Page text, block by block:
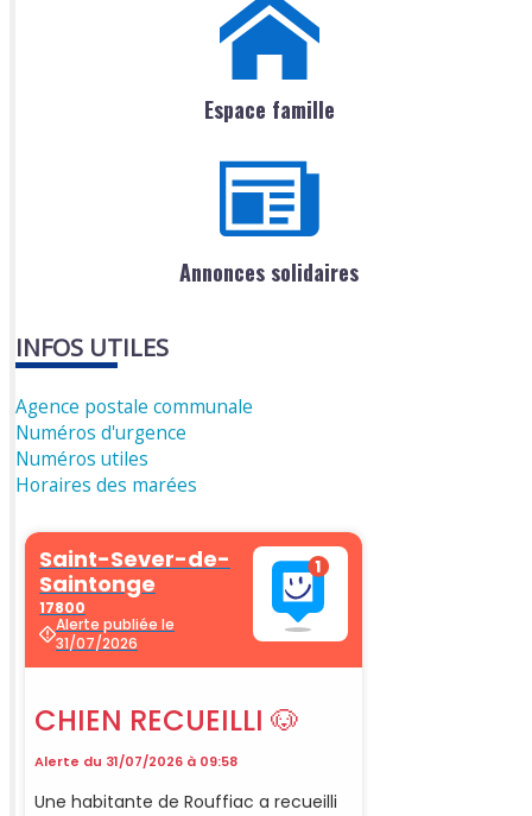
Espace famille
Annonces solidaires
INFOS UTILES
Agence postale communale
Numéros d'urgence
Numéros utiles
Horaires des marées